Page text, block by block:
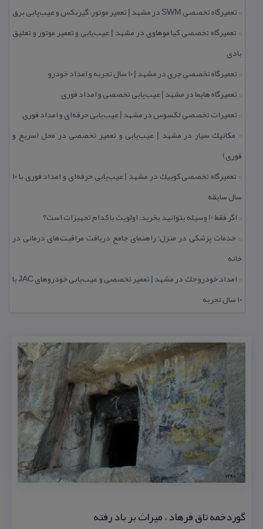
:: تعمیرگاه تخصصی SWM در مشهد | تعمیر موتور، گیربكس و عیب‌یابی برق
:: تعمیرگاه تخصصی كیا موهاوی در مشهد | عیب‌یابی و تعمیر موتور و تعلیق
بادی
:: تعمیرگاه تخصصی چری در مشهد | ۱۰ سال تجربه و امداد خودرو
:: تعمیرگاه هایما در مشهد | عیب‌یابی تخصصی و امداد فوری
:: تعمیرات تخصصی لكسوس در مشهد | عیب‌یابی حرفه‌ای و امداد فوری
:: مكانیك سیار در مشهد | عیب‌یابی و تعمیر تخصصی در محل (سریع و
فوری)
::
تعمیرگاه تخصصی كوییك در مشهد | عیب‌یابی حرفه‌ای و امداد فوری با ۱۰
سال سابقه
:: اگر فقط 10 وسیله بتوانید بخرید، اولویت با كدام تجهیزات است؟
:: خدمات پزشكی در منزل؛ راهنمای جامع دریافت مراقبت‌های درمانی در
خانه
::
امداد خودرو جك در مشهد | تعمیر تخصصی و عیب‌یابی خودروهای JAC با
۱۰ سال تجربه
گوردخمه تاق فرهاد ، میراث بر باد رفته